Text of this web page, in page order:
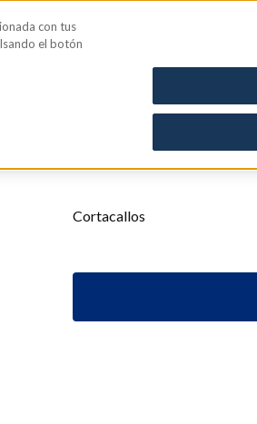
CN: 0070785
Cortacallos
Cortacallos
con tus
el botón